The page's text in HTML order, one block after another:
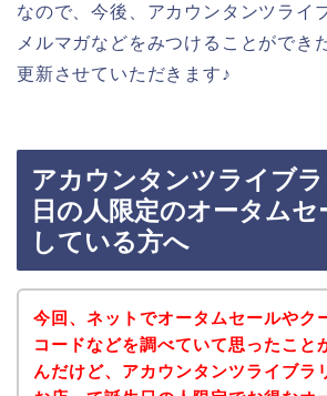
なので、今後、アカウンタンツライ
メルマガなどをみつけることができ
更新させていただきます♪
アカウンタンツライブ
日の人限定のオータム
している方へ
今回、ネットでオータムセールやク
コードなどを調べていて思ったこと
んだけど、アカウンタンツライブラ